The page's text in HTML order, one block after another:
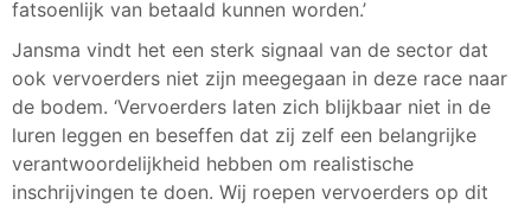
fatsoenlijk van betaald kunnen worden.’
Jansma vindt het een sterk signaal van de sector dat
ook vervoerders niet zijn meegegaan in deze race naar
de bodem. ‘Vervoerders laten zich blijkbaar niet in de
luren leggen en beseffen dat zij zelf een belangrijke
verantwoordelijkheid hebben om realistische
inschrijvingen te doen. Wij roepen vervoerders op dit